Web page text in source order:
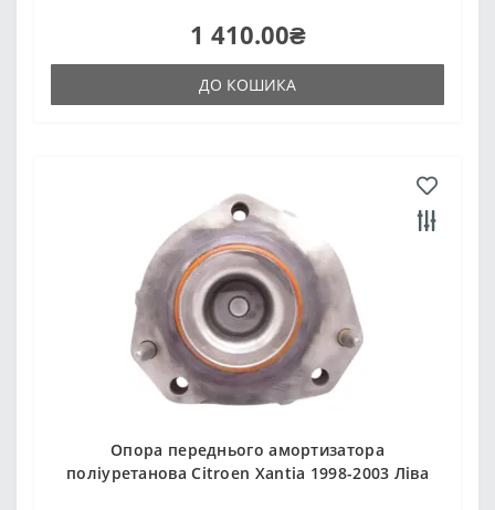
1 410.00₴
ДО КОШИКА
Опора переднього амортизатора
поліуретанова Citroen Xantia 1998-2003 Ліва